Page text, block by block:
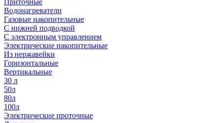
Приточные
Водонагреватели
Газовые накопительные
С нижней подводкой
С электронным управлением
Электрические накопительные
Из нержавейки
Горизонтальные
Вертикальные
30 л
50л
80л
100л
Электрические проточные